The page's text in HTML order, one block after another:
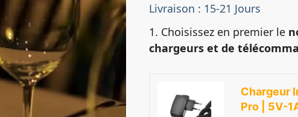
Livraison : 15-21 Jours
1. Choisissez en premier le
chargeurs et de
Chargeur
Pro | 5V-